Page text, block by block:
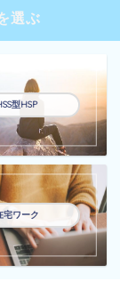
選ぶ
型HSP
宅ワーク